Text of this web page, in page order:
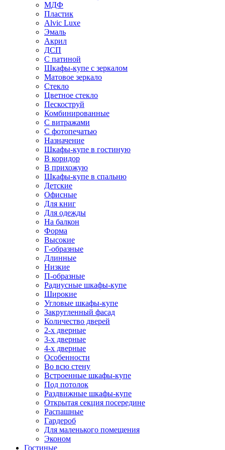
МДФ
Пластик
Alvic Luxe
Эмаль
Акрил
ДСП
С патиной
Шкафы-купе с зеркалом
Матовое зеркало
Стекло
Цветное стекло
Пескоструй
Комбинированные
С витражами
С фотопечатью
Назначение
Шкафы-купе в гостиную
В коридор
В прихожую
Шкафы-купе в спальню
Детские
Офисные
Для книг
Для одежды
На балкон
Форма
Высокие
Г-образные
Длинные
Низкие
П-образные
Радиусные шкафы-купе
Широкие
Угловые шкафы-купе
Закругленный фасад
Количество дверей
2-х дверные
3-х дверные
4-х дверные
Особенности
Во всю стену
Встроенные шкафы-купе
Под потолок
Раздвижные шкафы-купе
Открытая секция посередине
Распашные
Гардероб
Для маленького помещения
Эконом
Гостиные